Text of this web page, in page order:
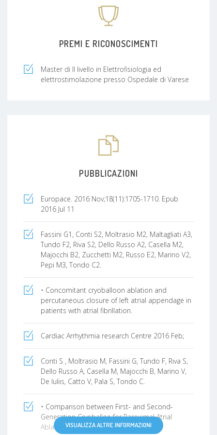
sala operatoria come primo operatore in tutte le
procedure di elettrofisiologia ( ablazione di FA,
sostituzione di PM/ ICD monocamerale/
protocolli clinici di ricerca e attività assistenziale
presso il reparto di aritmologia e pronto
Da luglio 2017 dirigente medico in cardiologia
presso Ospedale Santa Maria Delle Grazie
partecipando all’attività di sala operatoria e
reparto.
PREMI E RICONOSCIMENTI
Master di II livello in Elettrofisiologia ed
elettrostimolazione presso Ospedale di Varese
PUBBLICAZIONI
Europace. 2016 Nov;18(11):1705-1710. Epub
2016 Jul 11
Fassini G1, Conti S2, Moltrasio M2, Maltagliati A3,
Tundo F2, Riva S2, Dello Russo A2, Casella M2,
Majocchi B2, Zucchetti M2, Russo E2, Marino V2,
Pepi M3, Tondo C2.
• Concomitant cryoballoon ablation and
percutaneous closure of left atrial appendage in
patients with atrial fibrillation.
Cardiac Arrhythmia research Centre 2016 Feb;
Conti S , Moltrasio M, Fassini G, Tundo F, Riva S,
Dello Russo A, Casella M, Majocchi B, Marino V,
De Iuliis, Catto V, Pala S, Tondo C.
• Comparison between First- and Second-
Generation Cryoballon for Paroximal Atrial
AblationVISUALIZZA ALTRE INFORMAZIONI